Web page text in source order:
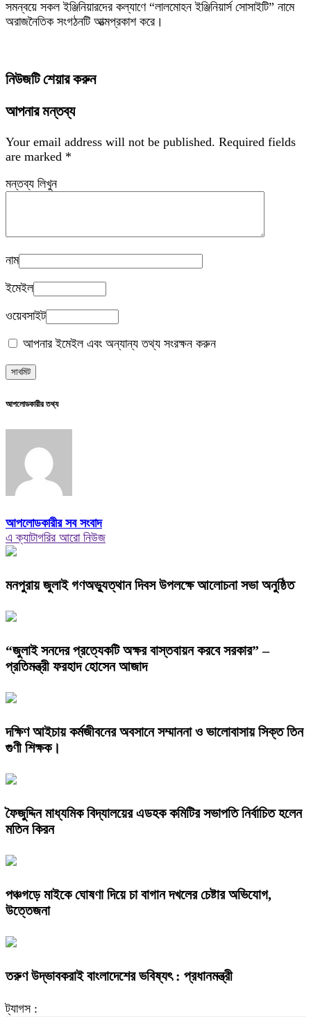
সমন্বয়ে সকল ইঞ্জিনিয়ারদের কল্যাণে “লালমোহন ইঞ্জিনিয়ার্স সোসাইটি” নামে
অরাজনৈতিক সংগঠনটি আত্মপ্রকাশ করে।
নিউজটি শেয়ার করুন
আপনার মন্তব্য
Your email address will not be published. Required fields
are marked *
মন্তব্য লিখুন
নাম
ইমেইল
ওয়েবসাইট
আপনার ইমেইল এবং অন্যান্য তথ্য সংরক্ষন করুন
আপলোডকারীর তথ্য
আপলোডকারীর সব সংবাদ
এ ক্যাটাগরির আরো নিউজ
মনপুরায় জুলাই গণঅভ্যুত্থান দিবস উপলক্ষে আলোচনা সভা অনুষ্ঠিত
“জুলাই সনদের প্রত্যেকটি অক্ষর বাস্তবায়ন করবে সরকার” –
প্রতিমন্ত্রী ফরহাদ হোসেন আজাদ
দক্ষিণ আইচায় কর্মজীবনের অবসানে সম্মাননা ও ভালোবাসায় সিক্ত তিন
গুণী শিক্ষক।
ফৈজুদ্দিন মাধ্যমিক বিদ্যালয়ের এডহক কমিটির সভাপতি নির্বাচিত হলেন
মতিন কিরন
পঞ্চগড়ে মাইকে ঘোষণা দিয়ে চা বাগান দখলের চেষ্টার অভিযোগ,
উত্তেজনা
তরুণ উদ্ভাবকরাই বাংলাদেশের ভবিষ্যৎ : প্রধানমন্ত্রী
ট্যাগস :